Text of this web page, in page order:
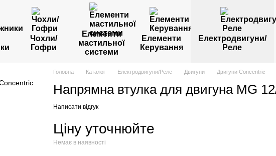
Чохли/
Гофри
Елементи
мастильної
системи
Елементи
Керування
Електродвигуни/
Реле
Головна Каталог Електродвигуни/Реле Двигуни Двигуни Concentric
Напрямна втулка для двигуна MG
Написати відгук
Ціну уточнюйте
Немає в наявності